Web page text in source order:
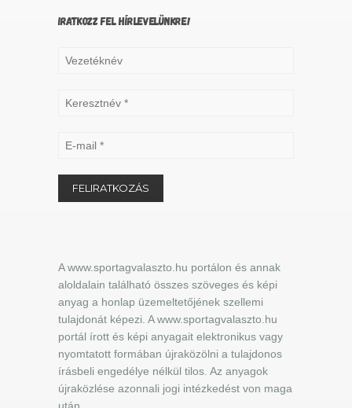
IRATKOZZ FEL HÍRLEVELÜNKRE!
A www.sportagvalaszto.hu portálon és annak
aloldalain található összes szöveges és képi
anyag a honlap üzemeltetőjének szellemi
tulajdonát képezi. A www.sportagvalaszto.hu
portál írott és képi anyagait elektronikus vagy
nyomtatott formában újraközölni a tulajdonos
írásbeli engedélye nélkül tilos. Az anyagok
újraközlése azonnali jogi intézkedést von maga
után.